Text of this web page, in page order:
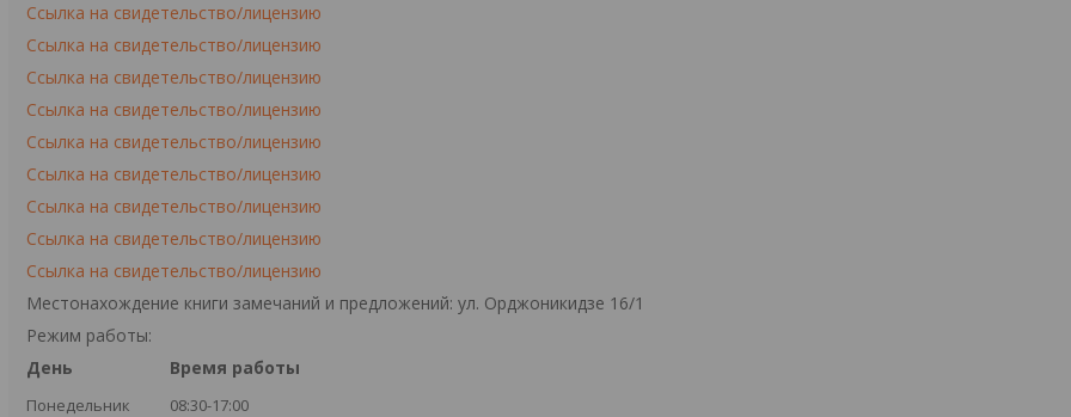
Ссылка на свидетельство/лицензию
Ссылка на свидетельство/лицензию
Ссылка на свидетельство/лицензию
Ссылка на свидетельство/лицензию
Ссылка на свидетельство/лицензию
Ссылка на свидетельство/лицензию
Ссылка на свидетельство/лицензию
Ссылка на свидетельство/лицензию
Ссылка на свидетельство/лицензию
Местонахождение книги замечаний и предложений: ул. Орджоникидзе 16/1
Режим работы:
День
Время работы
Понедельник
08:30-17:00